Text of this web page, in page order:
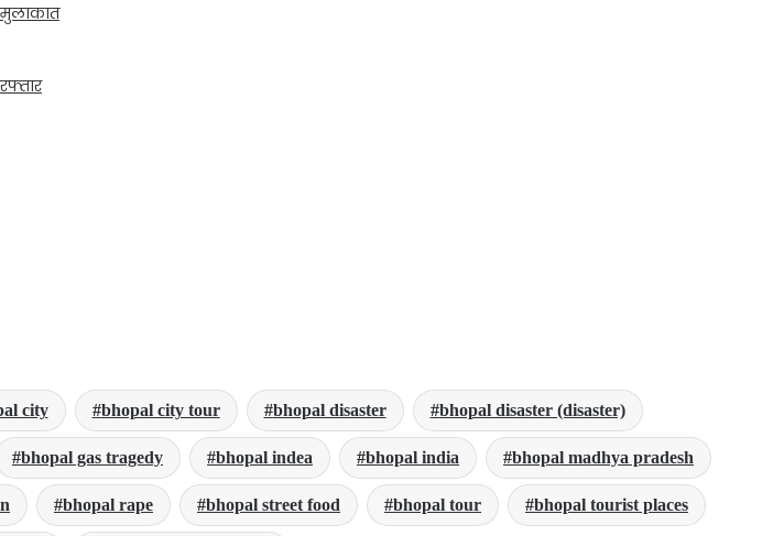
city bhopal city tour bhopal disaster bhopal disaster (disaster)
bhopal gas tragedy bhopal indea bhopal india bhopal madhya pradesh
bhopal rape bhopal street food bhopal tour bhopal tourist places